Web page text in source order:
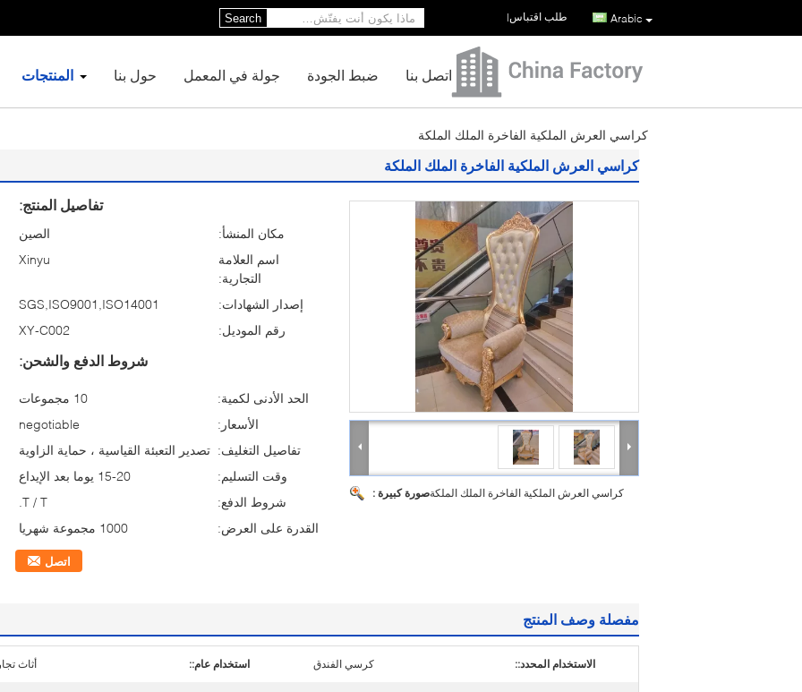
Arabic طلب اقتباس|
Search
المنتجات حول بنا جولة في المعمل ضبط الجودة اتصل بنا
كراسي العرش الملكية الفاخرة الملك الملكة
كراسي العرش الملكية الفاخرة الملك الملكة
صورة كبيرة :كراسي العرش الملكية الفاخرة الملك الملكة
تفاصيل المنتج:
مكان المنشأ:
الصين
اسم العلامة
التجارية:
Xinyu
إصدار الشهادات:
SGS,ISO9001,ISO14001
رقم الموديل:
XY-C002
شروط الدفع والشحن:
الحد الأدنى لكمية:
10 مجموعات
الأسعار:
negotiable
تفاصيل التغليف: تصدير التعبئة القياسية ، حماية الزاوية
وقت التسليم:
15-20 يوما بعد الإيداع
شروط الدفع:
T / T.
القدرة على العرض:
1000 مجموعة شهريا
اتصل
مفصلة وصف المنتج
الاستخدام المحدد:: كرسي الفندق استخدام عام:: أثاث